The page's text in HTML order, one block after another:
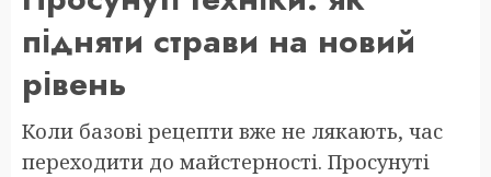
підняти страви на новий
рівень
Коли базові рецепти вже не лякають, час
переходити до майстерності. Просунуті